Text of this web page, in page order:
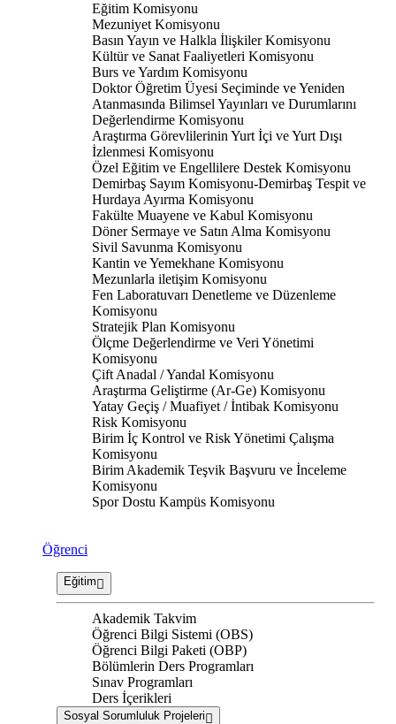
Eğitim Komisyonu
Mezuniyet Komisyonu
Basın Yayın ve Halkla İlişkiler Komisyonu
Kültür ve Sanat Faaliyetleri Komisyonu
Burs ve Yardım Komisyonu
Doktor Öğretim Üyesi Seçiminde ve Yeniden
Atanmasında Bilimsel Yayınları ve Durumlarını
Değerlendirme Komisyonu
Araştırma Görevlilerinin Yurt İçi ve Yurt Dışı
İzlenmesi Komisyonu
Özel Eğitim ve Engellilere Destek Komisyonu
Demirbaş Sayım Komisyonu-Demirbaş Tespit ve
Hurdaya Ayırma Komisyonu
Fakülte Muayene ve Kabul Komisyonu
Döner Sermaye ve Satın Alma Komisyonu
Sivil Savunma Komisyonu
Kantin ve Yemekhane Komisyonu
Mezunlarla iletişim Komisyonu
Fen Laboratuvarı Denetleme ve Düzenleme
Komisyonu
Stratejik Plan Komisyonu
Ölçme Değerlendirme ve Veri Yönetimi
Komisyonu
Çift Anadal / Yandal Komisyonu
Araştırma Geliştirme (Ar-Ge) Komisyonu
Yatay Geçiş / Muafiyet / İntibak Komisyonu
Risk Komisyonu
Birim İç Kontrol ve Risk Yönetimi Çalışma
Komisyonu
Birim Akademik Teşvik Başvuru ve İnceleme
Komisyonu
Spor Dostu Kampüs Komisyonu
Öğrenci
Eğitim
Akademik Takvim
Öğrenci Bilgi Sistemi (OBS)
Öğrenci Bilgi Paketi (OBP)
Bölümlerin Ders Programları
Sınav Programları
Ders İçerikleri
Sosyal Sorumluluk Projeleri